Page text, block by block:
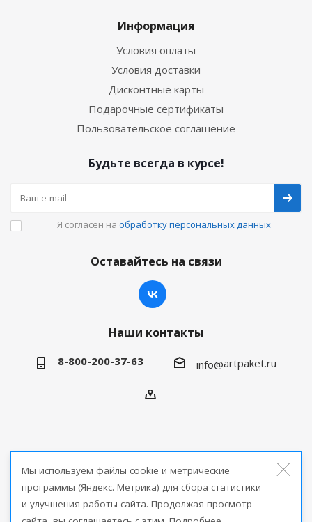
Информация
Условия оплаты
Условия доставки
Дисконтные карты
Подарочные сертификаты
Пользовательское соглашение
Будьте всегда в курсе!
Я согласен на обработку персональных данных
Оставайтесь на связи
Наши контакты
8-800-200-37-63 info@artpaket.ru
продукции
Версия для печати
Мы используем файлы cookie и метрические
программы (Яндекс. Метрика) для сбора статистики
и улучшения работы сайта. Продолжая просмотр